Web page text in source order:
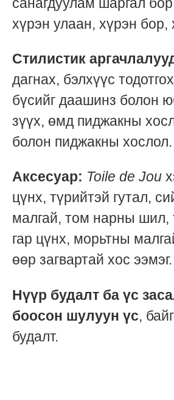
санагдуулам шаргал
хүрэн улаан, хүрэн бор,
Стилистик
дагнах, бэлхүүс
бүсийг даашинз болон
зүүх, өмд пиджакны
болон пиджакны хослол.
Аксесуар: Toile de Jou
цүнх, түрийтэй гутал,
малгай, том нарны шил,
гар цүнх, морьтны
өөр загвартай хос ээмэг.
Нүүр будалт ба үс
боосон шулуун үс,
будалт.